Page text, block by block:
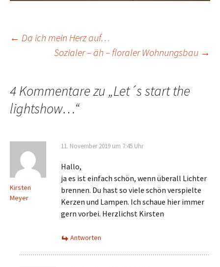
Beitragsnavigation
← Da ich mein Herz auf…
Sozialer – äh – floraler Wohnungsbau →
4 Kommentare zu „Let´s start the
lightshow…“
Kirsten
Meyer
11. November 2019 um 7:45 Uhr
Hallo,
ja es ist einfach schön, wenn überall Lichter
brennen. Du hast so viele schön verspielte
Kerzen und Lampen. Ich schaue hier immer
gern vorbei. Herzlichst Kirsten
Antworten